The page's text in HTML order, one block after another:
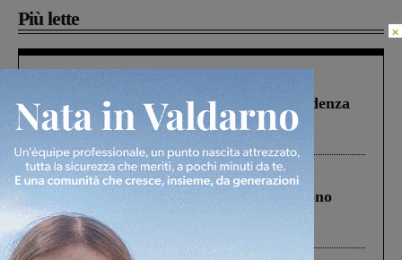
Più lette
Piscina di Figline finanziata oltre la scadenza
Pnrr, il gruppo di Fratelli d’Italia: “Un
ringraziamento al Governo”
Cronaca 4 Agosto 2026
Un anno fa la strage in A1 in cui morirono
Gianni, Giulia e Franco. Lo schianto, il
processo, lo stop ai sorpassi fra tir....
×